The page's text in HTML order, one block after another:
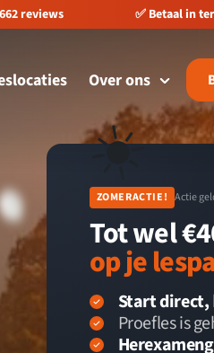
reviews ✅ Betaal in
Over ons
☀️
ZOMERACTIE! Actie
Tot wel
op je
Start direct,
Proefles is